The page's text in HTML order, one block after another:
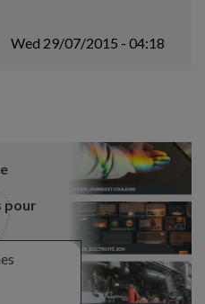
Wed 29/07/2015 - 04:18
pour